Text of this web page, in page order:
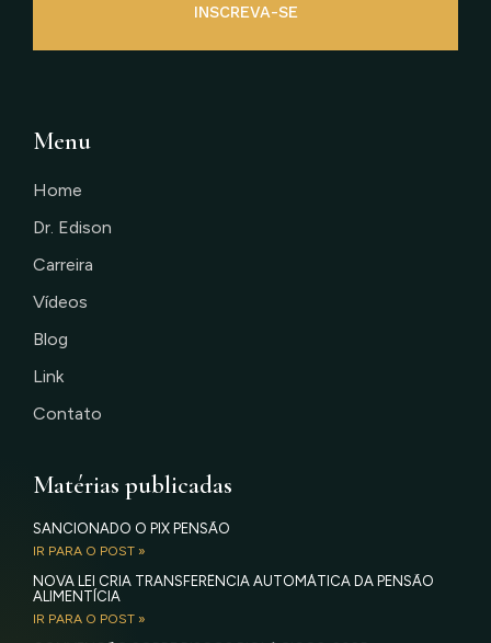
INSCREVA-SE
Menu
Home
Dr. Edison
Carreira
Vídeos
Blog
Link
Contato
Matérias publicadas
SANCIONADO O PIX PENSÃO
IR PARA O POST »
NOVA LEI CRIA TRANSFERÊNCIA AUTOMÁTICA DA PENSÃO
ALIMENTÍCIA
IR PARA O POST »